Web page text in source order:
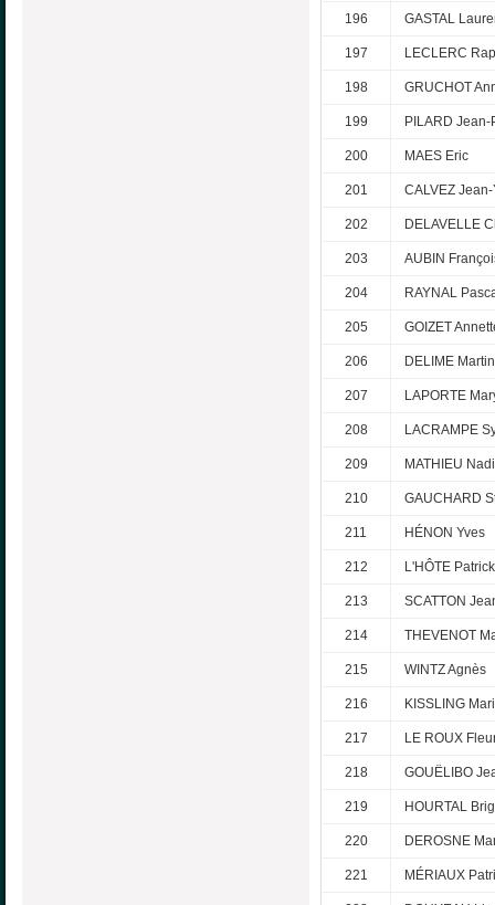
196 GASTAL
197 LECLERC
198 GRUCHOT
199 PILARD Jean-
200 MAES Eric
201 CALVEZ Jean-
202 DELAVELLE
203 AUBIN
204 RAYNAL
205 GOIZET
206 DELIME
207 LAPORTE
208 LACRAMPE
209 MATHIEU
210 GAUCHARD
211 HÉNON Yves
212 L'HÔTE Patrick
213 SCATTON
214 THEVENOT
215 WINTZ Agnès
216 KISSLING
217 LE ROUX
218 GOUËLIBO
219 HOURTAL
220 DEROSNE
221 MÉRIAUX